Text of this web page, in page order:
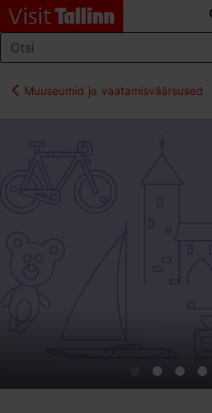
Muuseumid ja vaatamisväärsused